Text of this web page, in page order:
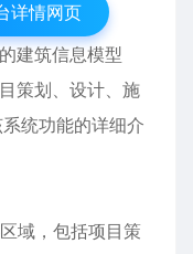
详情网页
建筑信息模型
策划、设计、施
统功能的详细介
域，包括项目策